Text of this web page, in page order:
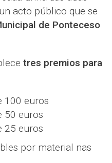
acto público que se
de Ponteceso
tres premios para
100 euros
50 euros
25 euros
por material nas